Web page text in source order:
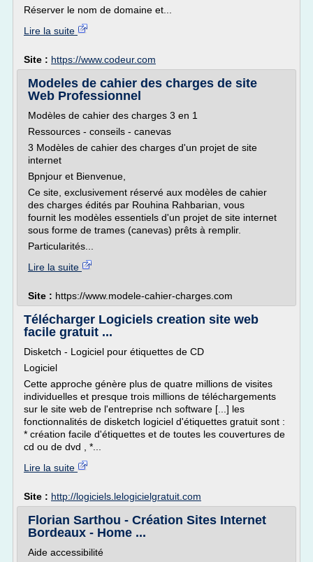
Réserver le nom de domaine et...
Lire la suite
Site : https://www.codeur.com
Modeles de cahier des charges de site
Web Professionnel
Modèles de cahier des charges 3 en 1
Ressources - conseils - canevas
3 Modèles de cahier des charges d'un projet de site
internet
Bpnjour et Bienvenue,
Ce site, exclusivement réservé aux modèles de cahier
des charges édités par Rouhina Rahbarian, vous
fournit les modèles essentiels d'un projet de site internet
sous forme de trames (canevas) prêts à remplir.
Particularités...
Lire la suite
Site : https://www.modele-cahier-charges.com
Télécharger Logiciels creation site web
facile gratuit ...
Disketch - Logiciel pour étiquettes de CD
Logiciel
Cette approche génère plus de quatre millions de visites
individuelles et presque trois millions de téléchargements
sur le site web de l'entreprise nch software [...] les
fonctionnalités de disketch logiciel d'étiquettes gratuit sont :
* création facile d'étiquettes et de toutes les couvertures de
cd ou de dvd , *...
Lire la suite
Site : http://logiciels.lelogicielgratuit.com
Florian Sarthou - Création Sites Internet
Bordeaux - Home ...
Aide accessibilité